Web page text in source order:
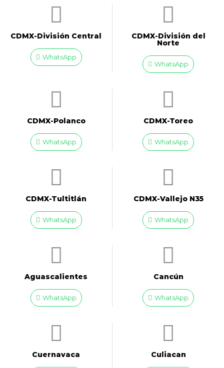
CDMX-División Central
WhatsApp
CDMX-División del
Norte
WhatsApp
CDMX-Polanco
WhatsApp
CDMX-Toreo
WhatsApp
CDMX-Tultitlán
WhatsApp
CDMX-Vallejo N35
WhatsApp
Aguascalientes
WhatsApp
Cancún
WhatsApp
Cuernavaca Culiacan